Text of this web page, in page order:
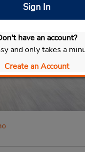
meu carro
Sign In
have an account?
and only takes a
Create an Account